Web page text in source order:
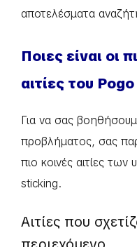
αποτελέσματα
Ποιες είναι οι
αιτίες του
Για να σας
προβλήματος, σας
πιο κοινές αιτίες
sticking.
Αιτίες που